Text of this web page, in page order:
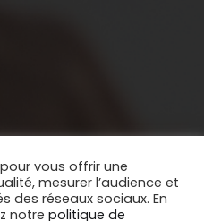
vous offrir une
mesurer l’audience et
des réseaux sociaux. En
notre politique de